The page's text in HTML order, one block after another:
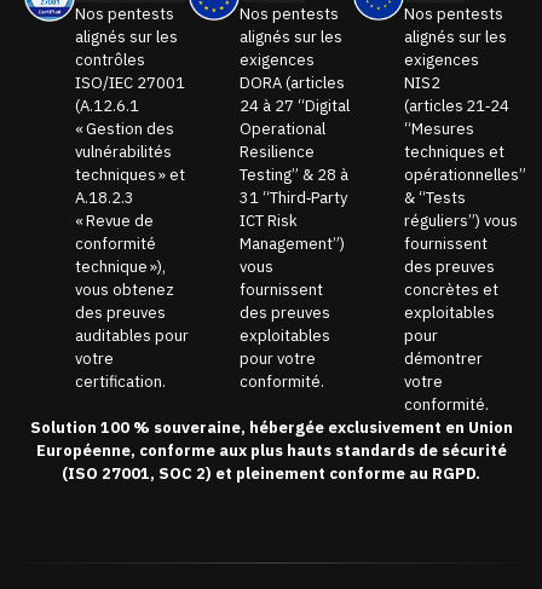
Nos pentests
alignés sur les
contrôles
ISO/IEC 27001
(A.12.6.1
« Gestion des
vulnérabilités
techniques » et
A.18.2.3
« Revue de
conformité
technique »),
vous obtenez
des preuves
auditables pour
votre
certification.
Nos pentests
alignés sur les
exigences
DORA (articles
24 à 27 “Digital
Operational
Resilience
Testing” & 28 à
31 “Third‑Party
ICT Risk
Management”)
vous
fournissent
des preuves
exploitables
pour votre
conformité.
Nos pentests
alignés sur les
exigences
NIS2
(articles 21‑24
“Mesures
techniques et
opérationnelles”
& “Tests
réguliers”) vous
fournissent
des preuves
concrètes et
exploitables
pour
démontrer
votre
conformité.
Solution 100 % souveraine, hébergée exclusivement en Union
Européenne, conforme aux plus hauts standards de sécurité
(ISO 27001, SOC 2) et pleinement conforme au RGPD.